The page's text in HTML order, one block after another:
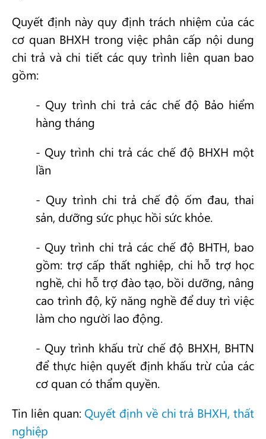
Quyết định này quy định trách nhiệm của các
cơ quan BHXH trong việc phân cấp nội dung
chi trả và chi tiết các quy trình liên quan bao
gồm:
- Quy trình chi trả các chế độ Bảo hiểm
hàng tháng
- Quy trình chi trả các chế độ BHXH một
lần
- Quy trình chi trả chế độ ốm đau, thai
sản, dưỡng sức phục hồi sức khỏe.
- Quy trình chi trả các chế độ BHTH, bao
gồm: trợ cấp thất nghiệp, chi hỗ trợ học
nghề, chi hỗ trợ đào tạo, bồi dưỡng, nâng
cao trình độ, kỹ năng nghề để duy trì việc
làm cho người lao động.
- Quy trình khấu trừ chế độ BHXH, BHTN
để thực hiện quyết định khấu trừ của các
cơ quan có thẩm quyền.
Tin liên quan: Quyết định về chi trả BHXH, thất
nghiệp